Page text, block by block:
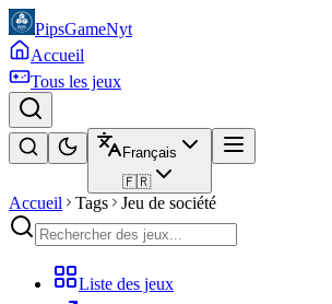
PipsGameNyt
Accueil
Tous les jeux
Français
🇫🇷
Accueil Tags Jeu de société
Liste des jeux